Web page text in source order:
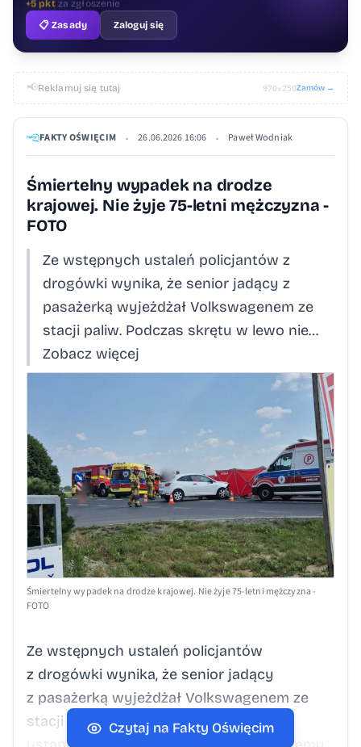
+1 pktza ocenę
📋 Zasady
Zaloguj się
📢Reklamuj się tutaj 970×250Zamów →
FAKTY OŚWIĘCIM • 26.06.2026 16:06 • Paweł Wodniak
Śmiertelny wypadek na drodze
krajowej. Nie żyje 75-letni mężczyzna -
FOTO
Ze wstępnych ustaleń policjantów z
drogówki wynika, że senior jadący z
pasażerką wyjeżdżał Volkswagenem ze
stacji paliw. Podczas skrętu w lewo nie…
Zobacz więcej
Śmiertelny wypadek na drodze krajowej. Nie żyje 75-letni mężczyzna -
FOTO
Ze wstępnych ustaleń policjantów
z drogówki wynika, że senior jadący
z pasażerką wyjeżdżał Volkswagenem ze
stacji paliw. Podczas skrętu w lewo nie
Czytaj na Fakty Oświęcim